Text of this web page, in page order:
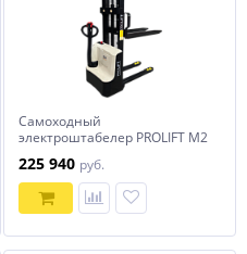
Самоходный
электроштабелер PROLIFT M2
225 940 руб.